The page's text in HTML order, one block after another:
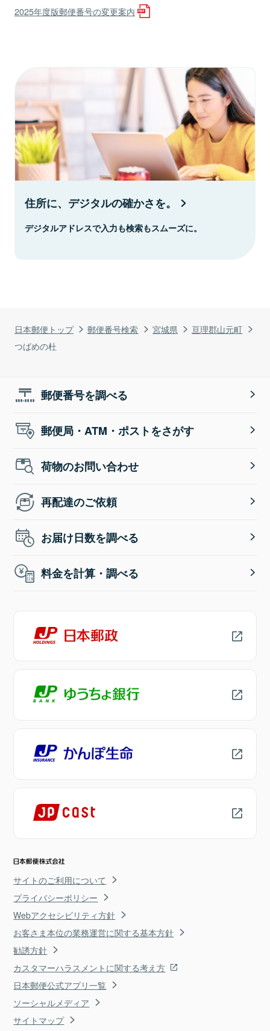
日本郵便トップ 郵便番号検索 宮城県
亘理郡山元町
つばめの杜
2025年度版郵便番号の変更案内
住所に、デジタルの確かさを。
デジタルアドレスで入力も検索もスムーズに。
郵便番号を調べる
郵便局・ATM・ポストをさがす
荷物のお問い合わせ
再配達のご依頼
お届け日数を調べる
料金を計算・調べる
サイトのご利用について
プライバシーポリシー
Webアクセシビリティ方針
お客さま本位の業務運営に関する基本方針
勧誘方針
カスタマーハラスメントに関する考え方
日本郵便公式アプリ一覧
ソーシャルメディア
サイトマップ